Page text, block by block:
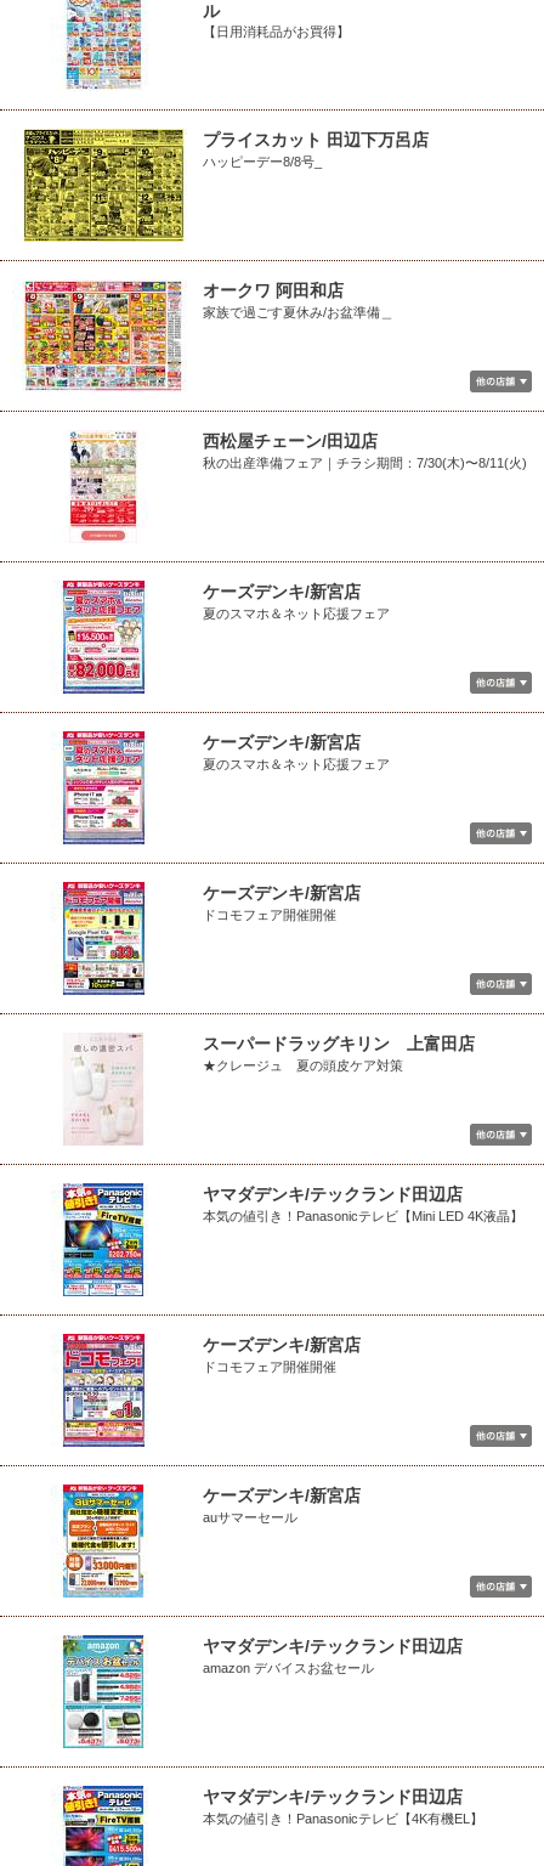
ル
【日用消耗品がお買得】
プライスカット 田辺下万呂店
ハッピーデー8/8号_
オークワ 阿田和店
家族で過ごす夏休み/お盆準備＿
西松屋チェーン/田辺店
秋の出産準備フェア｜チラシ期間：7/30(木)〜8/11(火)
ケーズデンキ/新宮店
夏のスマホ＆ネット応援フェア
ケーズデンキ/新宮店
夏のスマホ＆ネット応援フェア
ケーズデンキ/新宮店
ドコモフェア開催開催
スーパードラッグキリン 上富田店
★クレージュ 夏の頭皮ケア対策
ヤマダデンキ/テックランド田辺店
本気の値引き！Panasonicテレビ【Mini LED 4K液晶】
ケーズデンキ/新宮店
ドコモフェア開催開催
ケーズデンキ/新宮店
auサマーセール
ヤマダデンキ/テックランド田辺店
amazon デバイスお盆セール
ヤマダデンキ/テックランド田辺店
本気の値引き！Panasonicテレビ【4K有機EL】